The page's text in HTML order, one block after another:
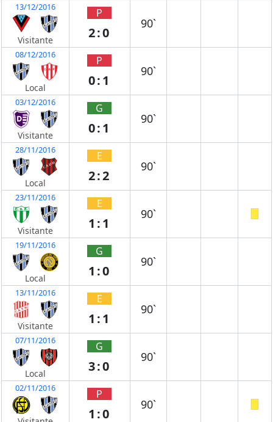
13/12/2016
Visitante
P
2:0
90`
08/12/2016
Local
P
0:1
90`
03/12/2016
Visitante
G
0:1
90`
28/11/2016
Local
E
2:2
90`
23/11/2016
Visitante
E
1:1
90`
19/11/2016
Local
G
1:0
90`
13/11/2016
Visitante
E
1:1
90`
07/11/2016
Local
G
3:0
90`
02/11/2016 P
1:0
90`